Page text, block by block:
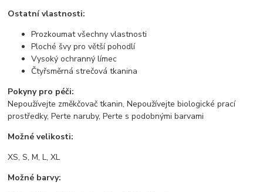
Ostatní vlastnosti:
Prozkoumat všechny vlastnosti
Ploché švy pro větší pohodlí
Vysoký ochranný límec
Čtyřsměrná strečová tkanina
Pokyny pro péči:
Nepoužívejte změkčovač tkanin, Nepoužívejte biologické prací
prostředky, Perte naruby, Perte s podobnými barvami
Možné velikosti:
XS, S, M, L, XL
Možné barvy: